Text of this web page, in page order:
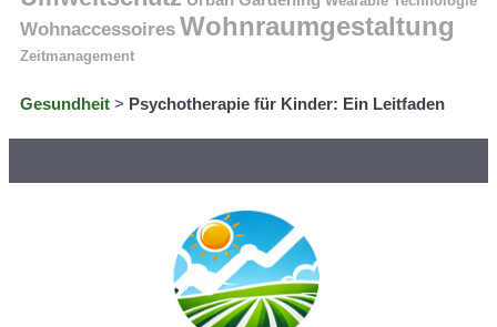
Wohnaccessoires Wohnraumgestaltung
Zeitmanagement
Gesundheit > Psychotherapie für Kinder: Ein Leitfaden